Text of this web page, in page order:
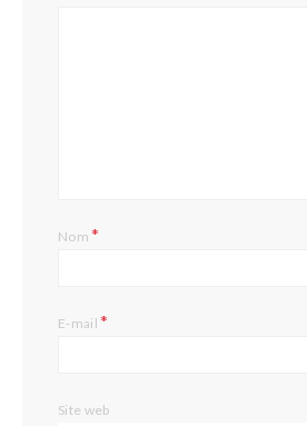
Nom*
E-mail*
Site web